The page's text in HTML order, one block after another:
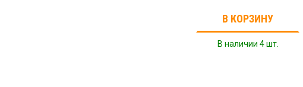
В КОРЗИНУ
В наличии 4 шт.